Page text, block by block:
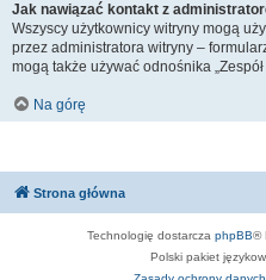
Jak nawiązać kontakt z
Wszyscy użytkownicy witryny mogą
przez administratora witryny –
mogą także używać odnośnika
Na górę
Strona główna
Technologię dostarcza phpBB®
Polski pakiet